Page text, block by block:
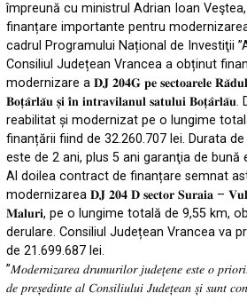
împreună cu ministrulAdrian Ioan Veştea
finanțare importante pentru
cadrul Programului Național de Investiţii
Consiliul Județean Vrancea a obținut
modernizare a 𝐃𝐉 𝟐𝟎𝟒𝐆 𝐩𝐞 𝐬𝐞𝐜𝐭𝐨𝐚𝐫𝐞𝐥𝐞
𝐁𝐨𝐭̦𝐚̂𝐫𝐥𝐚̆𝐮 𝐬̦𝐢 𝐢̂𝐧 𝐢𝐧𝐭𝐫𝐚𝐯𝐢𝐥𝐚𝐧𝐮𝐥 𝐬𝐚𝐭𝐮𝐥𝐮𝐢
reabilitat și modernizat pe o lungime
finanțării fiind de 32.260.707 lei. Durata
este de 2 ani, plus 5 ani garanţia de bună
Al doilea contract de finanțare semnat
modernizarea 𝐃𝐉 𝟐𝟎𝟒 𝐃 𝐬𝐞𝐜𝐭𝐨𝐫 𝐒𝐮𝐫𝐚𝐢𝐚 –
𝐌𝐚𝐥𝐮𝐫𝐢, pe o lungime totală de 9,55 km,
derulare. Consiliul Județean Vrancea va
de 21.699.687 lei.
”𝑀𝑜𝑑𝑒𝑟𝑛𝑖𝑧𝑎𝑟𝑒𝑎 𝑑𝑟𝑢𝑚𝑢𝑟𝑖𝑙𝑜𝑟 𝑗𝑢𝑑𝑒𝑡̦𝑒𝑛𝑒 𝑒𝑠𝑡𝑒 𝑜
𝑑𝑒 𝑝𝑟𝑒𝑠̦𝑒𝑑𝑖𝑛𝑡𝑒 𝑎𝑙 𝐶𝑜𝑛𝑠𝑖𝑙𝑖𝑢𝑙𝑢𝑖 𝐽𝑢𝑑𝑒𝑡̦𝑒𝑎𝑛 𝑠̦𝑖 𝑠𝑢𝑛𝑡